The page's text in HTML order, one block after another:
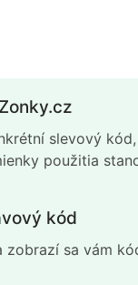
slevový
použitia
kód
zobrazí sa vám